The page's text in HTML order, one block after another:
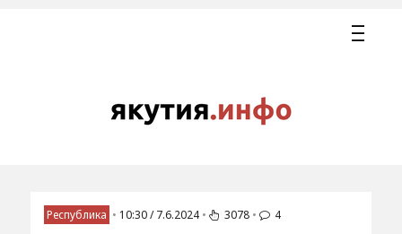
Республика • 10:30 / 7.6.2024 • 3078 • 4